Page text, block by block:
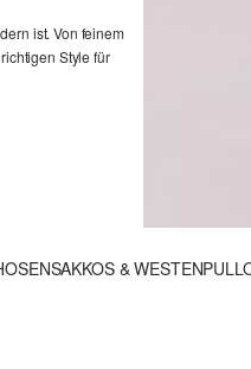
ist. Von feinem
Style für
SAKKOS & WESTEN